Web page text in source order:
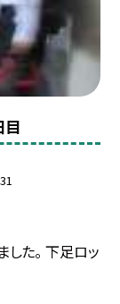
目
た。 下足ロッ